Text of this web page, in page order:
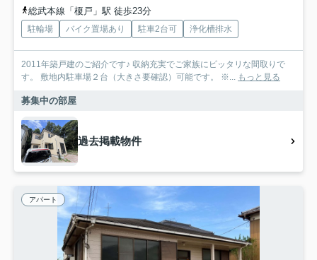
総武本線「榎戸」駅 徒歩23分
駐輪場 バイク置場あり 駐車2台可 浄化槽排水
2011年築戸建のご紹介です♪ 収納充実でご家族にピッタリな間取りで
す。 敷地内駐車場２台（大きさ要確認）可能です。 ※... もっと見る
募集中の部屋
過去掲載物件
アパート